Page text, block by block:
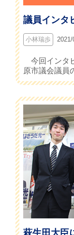
議員インタ
小林瑞歩 2021/
今回インタ
原市議会議員